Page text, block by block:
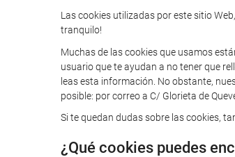
Las cookies utilizadas por este sitio
tranquilo!
Muchas de las cookies que usamos
usuario que te ayudan a no tener que
leas esta información. No obstante,
posible: por correo a C/ Glorieta de
Si te quedan dudas sobre las cookies,
¿Qué cookies puedes